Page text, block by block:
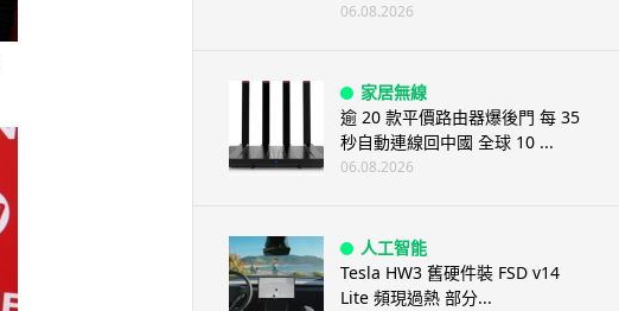
06.08.2026
家居無線
逾 20 款平價路由器爆後門 每 35
秒自動連線回中國 全球 10 ...
06.08.2026
人工智能
Tesla HW3 舊硬件裝 FSD v14
Lite 頻現過熱 部分...